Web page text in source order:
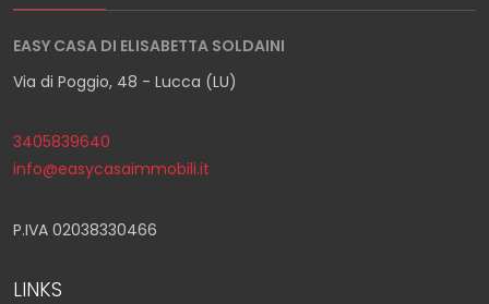
EASY CASA DI ELISABETTA SOLDAINI
Via di Poggio, 48 - Lucca (LU)
3405839640
info@easycasaimmobili.it
P.IVA 02038330466
LINKS